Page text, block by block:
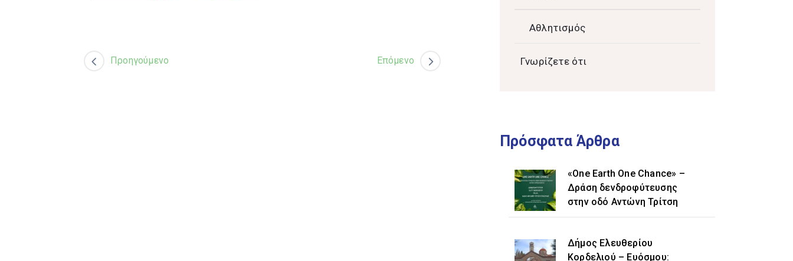
Προηγούμενο Επόμενο
Αθλητισμός
Γνωρίζετε ότι
Πρόσφατα Άρθρα
«One Earth One Chance» –
Δράση δενδροφύτευσης
στην οδό Αντώνη Τρίτση
Δήμος Ελευθερίου
Κορδελιού – Ευόσμου: